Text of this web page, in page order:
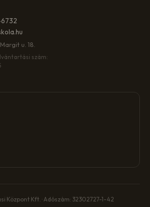
u. 18.
szám:
Kft. · Adószám: 32302727-1-42